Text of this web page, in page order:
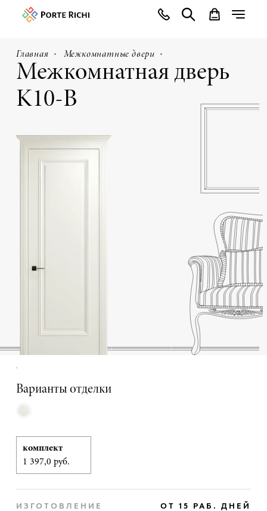
ИЗГОТОВЛЕНИЕ ОТ 15 РАБ. ДНЕЙ
Главная Межкомнатные двери
Межкомнатная дверь
K10-B
,
Варианты отделки
комплект
1 397,0 руб.